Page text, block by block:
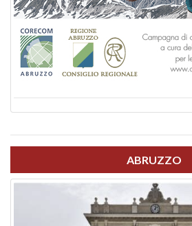
ABRUZZO